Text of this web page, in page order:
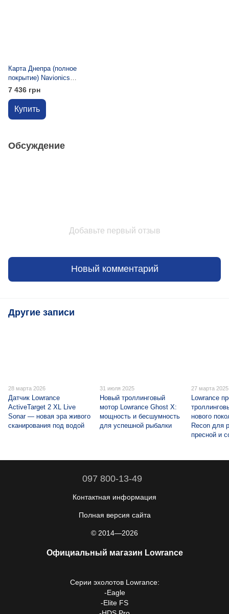
Карта Днепра (полное
покрытие) Navionics
Dniper (NAEU063R)
7 436 грн
Купить
Обсуждение
Добавьте первый отзыв
Новый комментарий
Другие записи
28 марта 2026
Датчик Lowrance
ActiveTarget 2 XL Live
Sonar — новая эра живого
сканирования под водой
31 июля 2025
Новый троллинговый
мотор Lowrance Ghost X:
мощность и бесшумность
для успешной рыбалки
27 марта 2025
Lowrance
нового
Recon для
пресной и
097 800-13-49
Контактная информация
Полная версия сайта
© 2014—2026
Официальный магазин Lowrance
Серии эхолотов Lowrance:
-Eagle
-Elite FS